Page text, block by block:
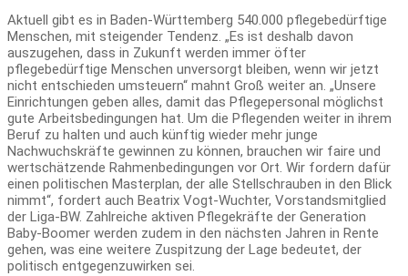
Aktuell gibt es in Baden-Württemberg 540.000 pflegebedürftige
Menschen, mit steigender Tendenz. „Es ist deshalb davon
auszugehen, dass in Zukunft werden immer öfter
pflegebedürftige Menschen unversorgt bleiben, wenn wir jetzt
nicht entschieden umsteuern“ mahnt Groß weiter an. „Unsere
Einrichtungen geben alles, damit das Pflegepersonal möglichst
gute Arbeitsbedingungen hat. Um die Pflegenden weiter in ihrem
Beruf zu halten und auch künftig wieder mehr junge
Nachwuchskräfte gewinnen zu können, brauchen wir faire und
wertschätzende Rahmenbedingungen vor Ort. Wir fordern dafür
einen politischen Masterplan, der alle Stellschrauben in den Blick
nimmt“, fordert auch Beatrix Vogt-Wuchter, Vorstandsmitglied
der Liga-BW. Zahlreiche aktiven Pflegekräfte der Generation
Baby-Boomer werden zudem in den nächsten Jahren in Rente
gehen, was eine weitere Zuspitzung der Lage bedeutet, der
politisch entgegenzuwirken sei.